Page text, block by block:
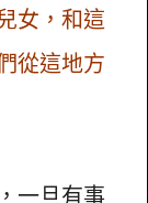
女，和這
從這地方
一旦有事